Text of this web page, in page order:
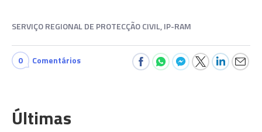
SERVIÇO REGIONAL DE PROTECÇÃO CIVIL, IP-RAM
0 Comentários
Últimas